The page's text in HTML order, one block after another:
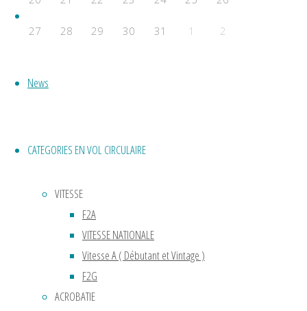
News
CATEGORIES EN VOL CIRCULAIRE
VITESSE
F2A
VITESSE NATIONALE
Vitesse A ( Débutant et Vintage )
F2G
ACROBATIE
27 28 29 30 31 1 2
Aucun évènement